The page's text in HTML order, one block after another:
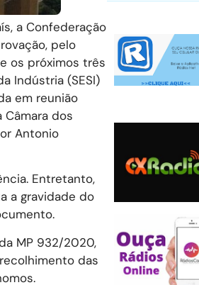
a Confederação
pelo
os próximos três
Indústria (SESI)
em reunião
dos
Antonio
Entretanto,
a gravidade do
MP 932/2020,
das